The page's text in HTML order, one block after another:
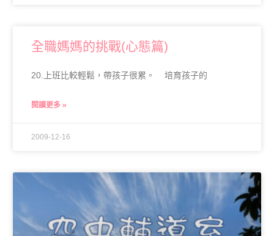
全職媽媽的挑戰(心態篇)
20.上班比較輕鬆，帶孩子很累。 培育孩子的
閱讀更多 »
2009-12-16